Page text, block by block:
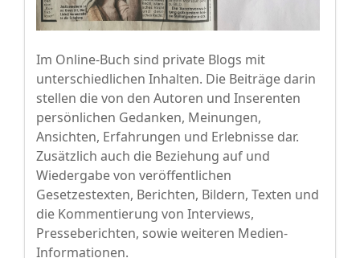
Im Online-Buch sind private Blogs mit
unterschiedlichen Inhalten. Die Beiträge darin
stellen die von den Autoren und Inserenten
persönlichen Gedanken, Meinungen,
Ansichten, Erfahrungen und Erlebnisse dar.
Zusätzlich auch die Beziehung auf und
Wiedergabe von veröffentlichen
Gesetzestexten, Berichten, Bildern, Texten und
die Kommentierung von Interviews,
Presseberichten, sowie weiteren Medien-
Informationen.